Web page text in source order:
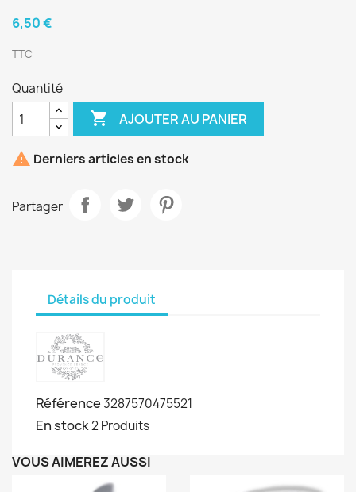
6,50 €
TTC
Quantité
 AJOUTER AU PANIER
 Derniers articles en stock
Partager
Détails du produit
Référence3287570475521
En stock2 Produits
VOUS AIMEREZ AUSSI